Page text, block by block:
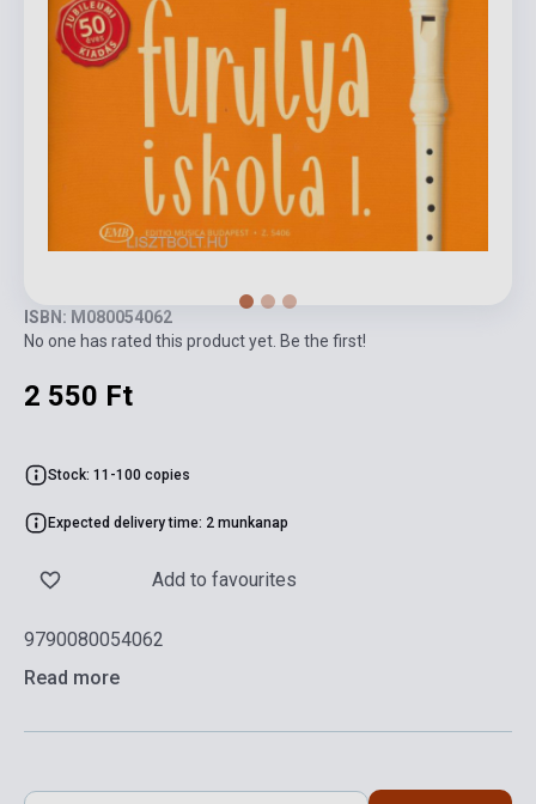
ISBN: M080054062
No one has rated this product yet. Be the first!
2 550 Ft
Stock: 11-100 copies
Expected delivery time: 2 munkanap
Add to favourites
9790080054062
Read more